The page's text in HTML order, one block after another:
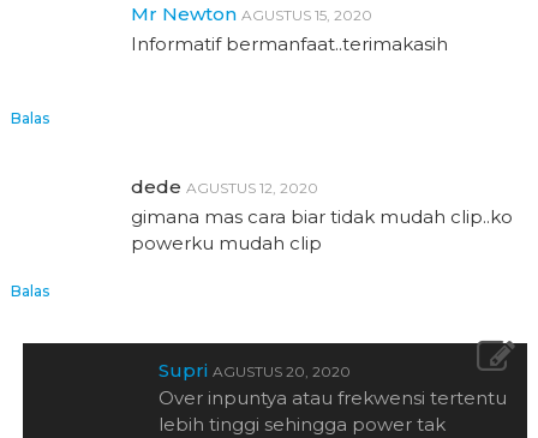
Mr Newton AGUSTUS 15, 2020
Informatif bermanfaat..terimakasih
Balas
dede AGUSTUS 12, 2020
gimana mas cara biar tidak mudah clip..ko
powerku mudah clip
Balas
Supri AGUSTUS 20, 2020
Over inpuntya atau frekwensi tertentu
lebih tinggi sehingga power tak